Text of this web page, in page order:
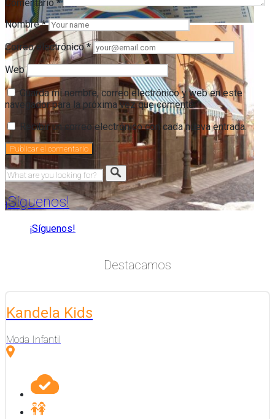
Comentario *
Nombre*
Correo electrónico*
Web
Guarda mi nombre, correo electrónico y web en este
navegador para la próxima vez que comente.
Recibir un correo electrónico con cada nueva entrada.
¡Síguenos!
¡Síguenos!
Destacamos
Kandela Kids
Moda Infantil